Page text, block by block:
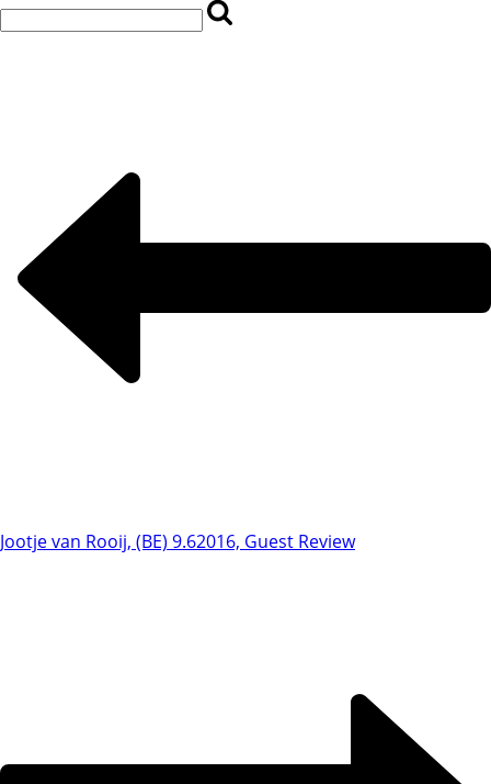
Jootje van Rooij, (BE) 9.62016, Guest Review